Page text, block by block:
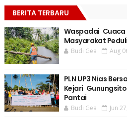
BERITA TERBARU
Waspadai Cuaca
Masyarakat
Budi Gea Aug
PLN UP3 Nias
Kejari
Pantai
Budi Gea Jun